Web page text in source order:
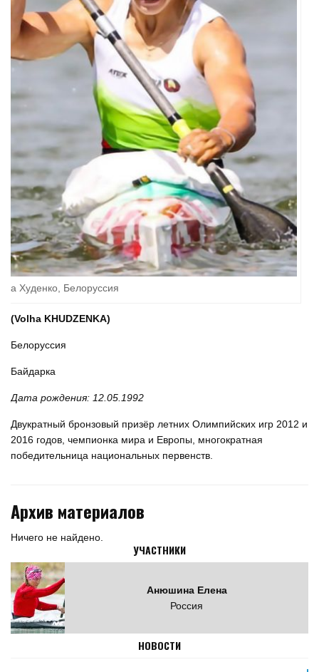
Худенко, Белоруссия
(Volha KHUDZENKA)
Белоруссия
Байдарка
Дата рождения: 12.05.1992
Двукратный бронзовый призёр летних Олимпийских игр 2012 и
2016 годов, чемпионка мира и Европы, многократная
победительница национальных первенств.
Архив материалов
Ничего не найдено.
УЧАСТНИКИ
Анюшина Елена
Россия
НОВОСТИ